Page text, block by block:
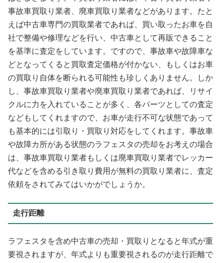
事故車買取り業者、廃車買取り業者などがあります。たと
えば中古車専門の買取業者であれば、買い取ったお車を自
社で整備や修理などを行い、中古車として再販できること
を基準に査定をしています。ですので、事故車や故障車な
どとなってくると買取査定価格が付かない、もしくはお車
の買取り自体を断られる可能性も珍しくありません。しか
し、事故車買取り業者や廃車買取り業者であれば、リサイ
クルに力を入れていることが多く、各パーツとしての査定
などもしてくれますので、お車が走行不可な状態であって
も基本的には引取り・買取り対応をしてくれます。事故車
や故障カ所がある状態のラフェスタの売却をお考えの場合
は、事故車買取り業者もしくは廃車買取り業者でレッカー
代などを含める引き取り費用が無料の買取り業者に、査定
依頼をされてみてはいかがでしょうか。
走行距離
ラフェスタを含め中古車の売却・買取りとなると年式が重
要視されますが、年式よりも重要視されるのが走行距離で